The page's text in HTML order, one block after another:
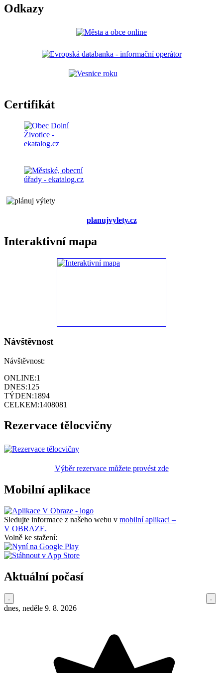
Odkazy
Certifikát
planujvylety.cz
Interaktivní mapa
Návštěvnost
Návštěvnost:
ONLINE:1
DNES:125
TÝDEN:1894
CELKEM:1408081
Rezervace tělocvičny
Výběr rezervace můžete provést zde
Mobilní aplikace
Sledujte informace z našeho webu v mobilní aplikaci –
V OBRAZE.
Volně ke stažení:
Aktuální počasí
dnes, neděle 9. 8. 2026